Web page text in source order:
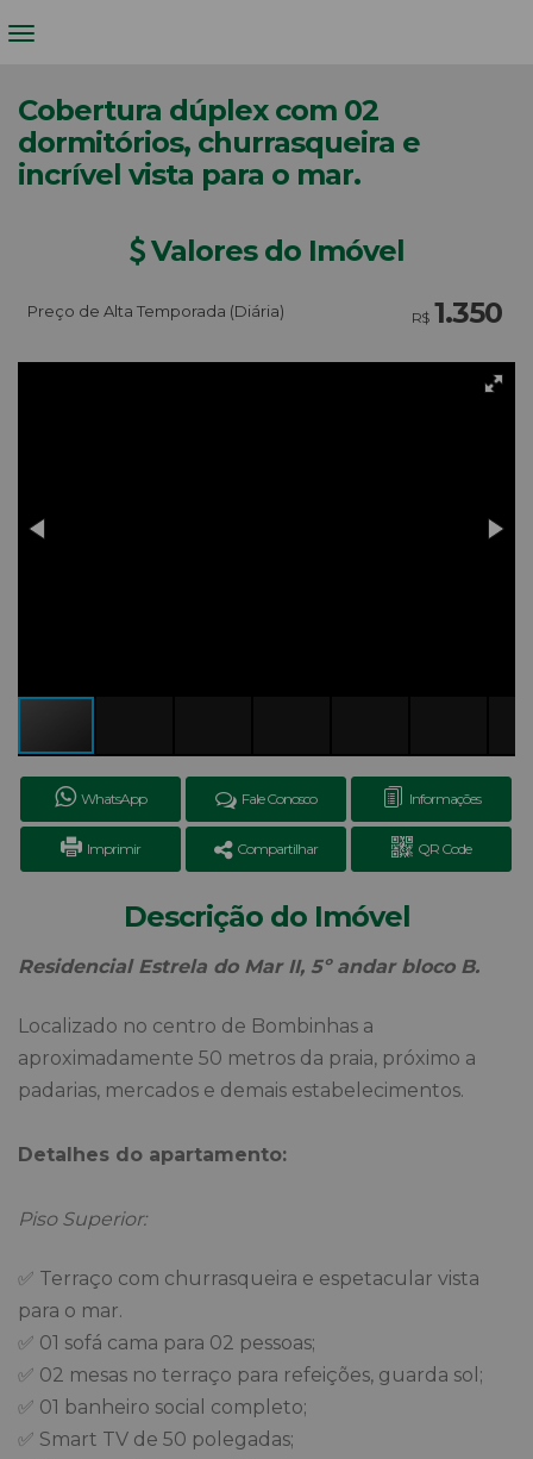
Cobertura dúplex com 02
dormitórios, churrasqueira e
incrível vista para o mar.
Valores do Imóvel
R$ 1.350
Preço de Alta Temporada (Diária)
WhatsApp Fale Conosco Informações
Imprimir Compartilhar QR Code
Descrição do Imóvel
Residencial Estrela do Mar II, 5º andar bloco B.
Localizado no centro de Bombinhas a
aproximadamente 50 metros da praia, próximo a
padarias, mercados e demais estabelecimentos.
Detalhes do apartamento:
Piso Superior:
✅ Terraço com churrasqueira e espetacular vista
para o mar.
✅ 01 sofá cama para 02 pessoas;
✅ 02 mesas no terraço para refeições, guarda sol;
✅ 01 banheiro social completo;
✅ Smart TV de 50 polegadas;